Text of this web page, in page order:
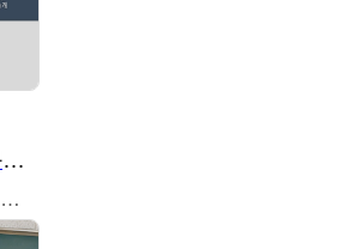
4차산업혁명과우리의미래
이병권